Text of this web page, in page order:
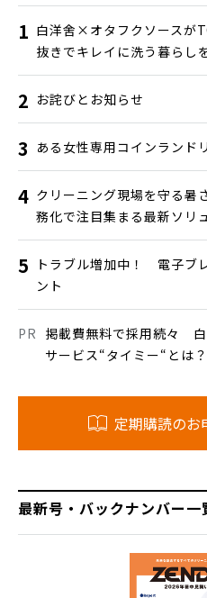
白洋舍×オタフクソースが
抜きでキレイに洗う暮らし
お詫びとお知らせ
ある女性専用コインランド
クリーニング現場を守る
務化で注目集まる最新ソリ
トラブル増加中！ 電子ブ
ント
掲載費無料で採用続々
サービス“タイミー“とは？
定期購読のお
最新号・バックナンバー一